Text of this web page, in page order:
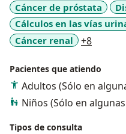
¿Qué hago? Soy experta
procesos benignos y
percutánea y
infecciones urinarias,
sexual en varones,
prostáticas.
Cáncer de próstata
Cálculos en las vías
Cáncer renal
+8
Pacientes que atiendo
Adultos (Sólo en
Niños (Sólo en
Tipos de consulta